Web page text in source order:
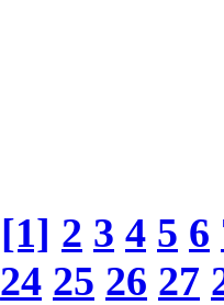
[1] 2 3 4 5 6
24 25 26 27